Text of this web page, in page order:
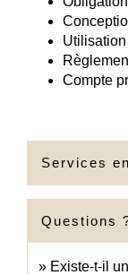
Compte
Services
Questions
Existe-t-il